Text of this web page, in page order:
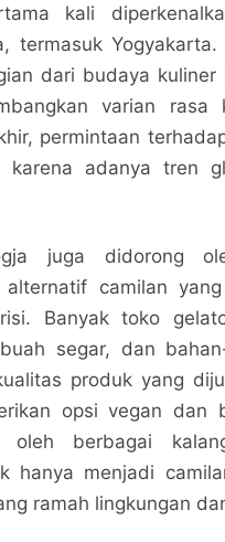
kali
termasuk
dari budaya kuliner
varian rasa
permintaan
karena adanya tren
juga didorong
camilan
Banyak toko
segar, dan
produk yang
opsi vegan dan
berbagai
hanya menjadi
ramah lingkungan